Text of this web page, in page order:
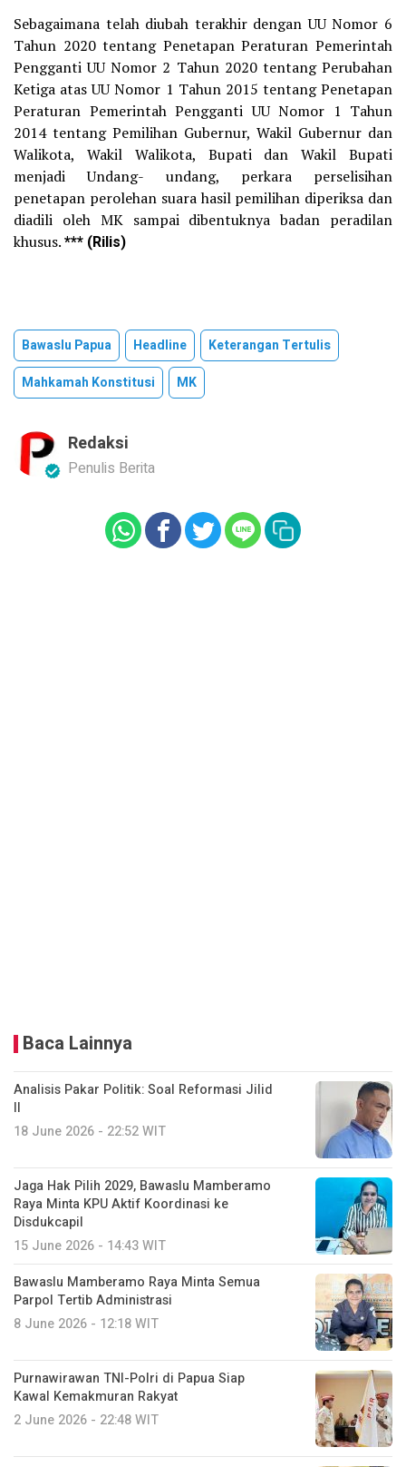
Sebagaimana telah diubah terakhir dengan UU Nomor 6
Tahun 2020 tentang Penetapan Peraturan Pemerintah
Pengganti UU Nomor 2 Tahun 2020 tentang Perubahan
Ketiga atas UU Nomor 1 Tahun 2015 tentang Penetapan
Peraturan Pemerintah Pengganti UU Nomor 1 Tahun
2014 tentang Pemilihan Gubernur, Wakil Gubernur dan
Walikota, Wakil Walikota, Bupati dan Wakil Bupati
menjadi Undang- undang, perkara perselisihan
penetapan perolehan suara hasil pemilihan diperiksa dan
diadili oleh MK sampai dibentuknya badan peradilan
khusus.*** (Rilis)
Bawaslu Papua Headline
Keterangan Tertulis
Mahkamah Konstitusi
MK
Redaksi
Penulis Berita
Baca Lainnya
Analisis Pakar Politik: Soal Reformasi Jilid
II
18 June 2026 - 22:52 WIT
Jaga Hak Pilih 2029, Bawaslu Mamberamo
Raya Minta KPU Aktif Koordinasi ke
Disdukcapil
15 June 2026 - 14:43 WIT
Bawaslu Mamberamo Raya Minta Semua
Parpol Tertib Administrasi
8 June 2026 - 12:18 WIT
Purnawirawan TNI-Polri di Papua Siap
Kawal Kemakmuran Rakyat
2 June 2026 - 22:48 WIT